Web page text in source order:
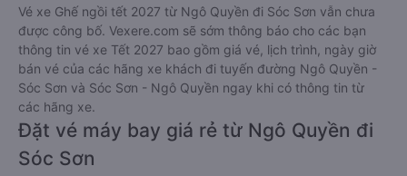
Vé xe Ghế ngồi tết 2027 từ Ngô Quyền đi Sóc Sơn vẫn chưa
được công bố. Vexere.com sẽ sớm thông báo cho các bạn
thông tin vé xe Tết 2027 bao gồm giá vé, lịch trình, ngày giờ
bán vé của các hãng xe khách đi tuyến đường Ngô Quyền -
Sóc Sơn và Sóc Sơn - Ngô Quyền ngay khi có thông tin từ
các hãng xe.
Đặt vé máy bay giá rẻ từ Ngô Quyền đi
Sóc Sơn